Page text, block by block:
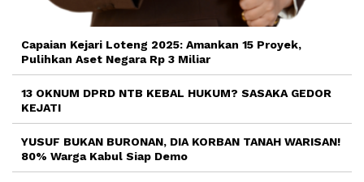
Capaian Kejari Loteng 2025: Amankan 15 Proyek,
Pulihkan Aset Negara Rp 3 Miliar
13 OKNUM DPRD NTB KEBAL HUKUM? SASAKA GEDOR
KEJATI
YUSUF BUKAN BURONAN, DIA KORBAN TANAH WARISAN!
80% Warga Kabul Siap Demo